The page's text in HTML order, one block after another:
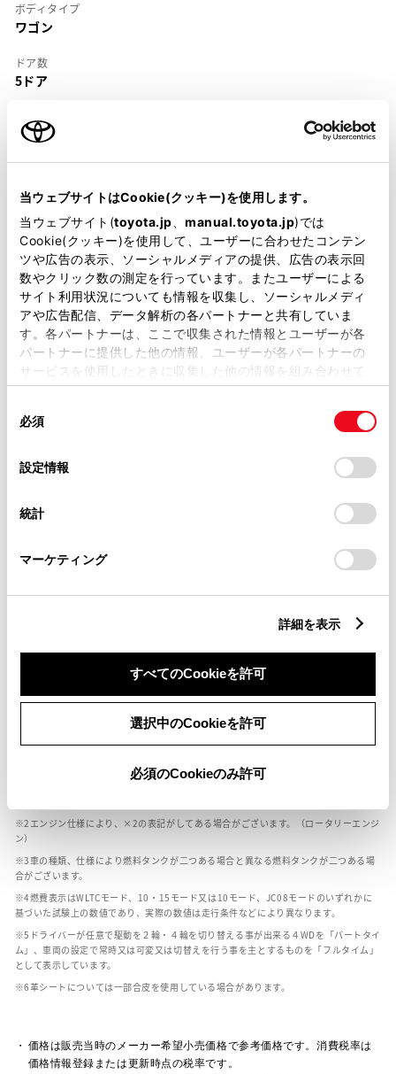
当ウェブサイトはCookie(クッキー)を使用します。
当ウェブサイト(toyota.jp manual.toyota.jp)では
Cookie(クッキー)を使用して、ユーザーに合わせたコンテン
ツや広告の表示、ソーシャルメディアの提供、広告の表示回
数やクリック数の測定を行っています。またユーザーによる
サイト利用状況についても情報を収集し、ソーシャルメディ
アや広告配信、データ解析の各パートナーと共有していま
す。各パートナーは、ここで収集された情報とユーザーが各
パートナーに提供した他の情報、ユーザーが各パートナーの
サービスを使用したときに収集した他の情報を組み合わせて
使用することがあります。当ウェブサイトの使用を続行する
デバイスにすべてのCookie(クッキー)が保存されることに同
意したことになります。Cookie(クッキー)のオプトアウト、
設定の変更、同意を撤回したりするにあたっては、当社の
「Cookie（クッキー）情報の取り扱いについて
」をご覧くだ
必須
設定情報
統計
マーケティング
詳細を表示
すべてのCookieを許可
選択中のCookieを許可
必須のCookieのみ許可
ボディタイプ
ワゴン
ドア数
5ドア
5名
DBA-NZE121G
全長×全幅×全高
4410×1695×1520mm
ホイールベース ※1
2600mm
トレッド前／後
1490/1470mm
室内長×室内幅×室内高
1120kg
燃料・性能・詳細スペック
装備・オプション
エンジン仕様により、×2の表記がしてある場合がございます。（ロータリーエンジ
ン）
車の種類、仕様により燃料タンクが二つある場合と異なる燃料タンクが二つある場
合がございます。
燃費表示はWLTCモード、10・15モード又は10モード、JC08モードのいずれかに
基づいた試験上の数値であり、実際の数値は走行条件などにより異なります。
ドライバーが任意で駆動を２輪・４輪を切り替える事が出来る４WDを「パートタイ
ム」、車両の設定で常時又は可変又は切替えを行う事を主とするものを「フルタイム」
として表示しています。
革シートについては一部合皮を使用している場合があります。
価格は販売当時のメーカー希望小売価格で参考価格です。消費税率は
価格情報登録または更新時点の税率です。